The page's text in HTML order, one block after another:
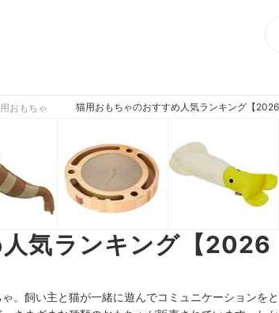
おもちゃ 猫用おもちゃのおすすめ人気ランキング【2026
気ランキング【2026
。飼い主と猫が一緒に遊んでコミュニケーションをと